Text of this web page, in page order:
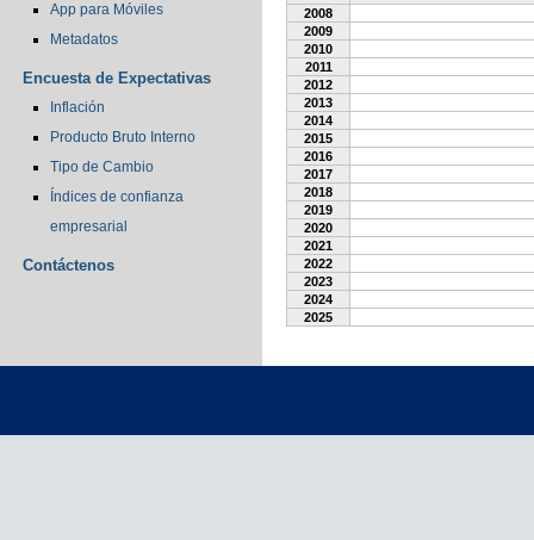
App para Móviles
Metadatos
Encuesta de Expectativas
Inflación
Producto Bruto Interno
Tipo de Cambio
Índices de confianza
empresarial
Contáctenos
2008
2009
2010
2011
2012
2013
2014
2015
2016
2017
2018
2019
2020
2021
2022
2023
2024
2025